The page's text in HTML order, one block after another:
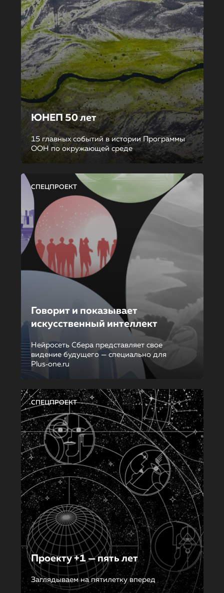
ЮНЕП 50 лет
15 главных событий в истории Программы
ООН по окружающей среде
СПЕЦПРОЕКТ
Говорит и показывает
искусственный интеллект
Нейросеть Сбера представляет свое
видение будущего — специально для
Plus‑one.ru
СПЕЦПРОЕКТ
Проекту +1 — пять лет
Заглядываем на пятилетку вперед